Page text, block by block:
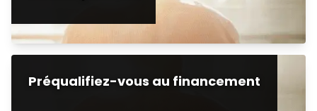
Préqualifiez-vous au financement